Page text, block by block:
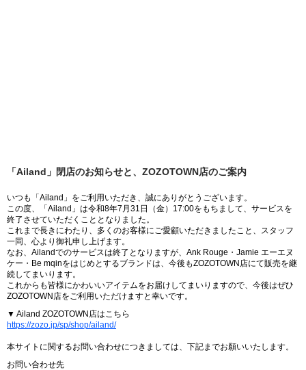
「Ailand」閉店のお知らせと、ZOZOTOWN店のご案内
いつも「Ailand」をご利用いただき、誠にありがとうございます。
この度、「Ailand」は令和8年7月31日（金）17:00をもちまして、サービスを
終了させていただくこととなりました。
これまで長きにわたり、多くのお客様にご愛顧いただきましたこと、スタッフ
一同、心より御礼申し上げます。
なお、Ailandでのサービスは終了となりますが、Ank Rouge・Jamie エーエヌ
ケー・Be mqinをはじめとするブランドは、今後もZOZOTOWN店にて販売を継
続してまいります。
これからも皆様にかわいいアイテムをお届けしてまいりますので、今後はぜひ
ZOZOTOWN店をご利用いただけますと幸いです。
▼ Ailand ZOZOTOWN店はこちら
https://zozo.jp/sp/shop/ailand/
本サイトに関するお問い合わせにつきましては、下記までお願いいたします。
お問い合わせ先